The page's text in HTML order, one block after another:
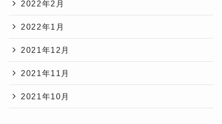
2022年2月
2022年1月
2021年12月
2021年11月
2021年10月